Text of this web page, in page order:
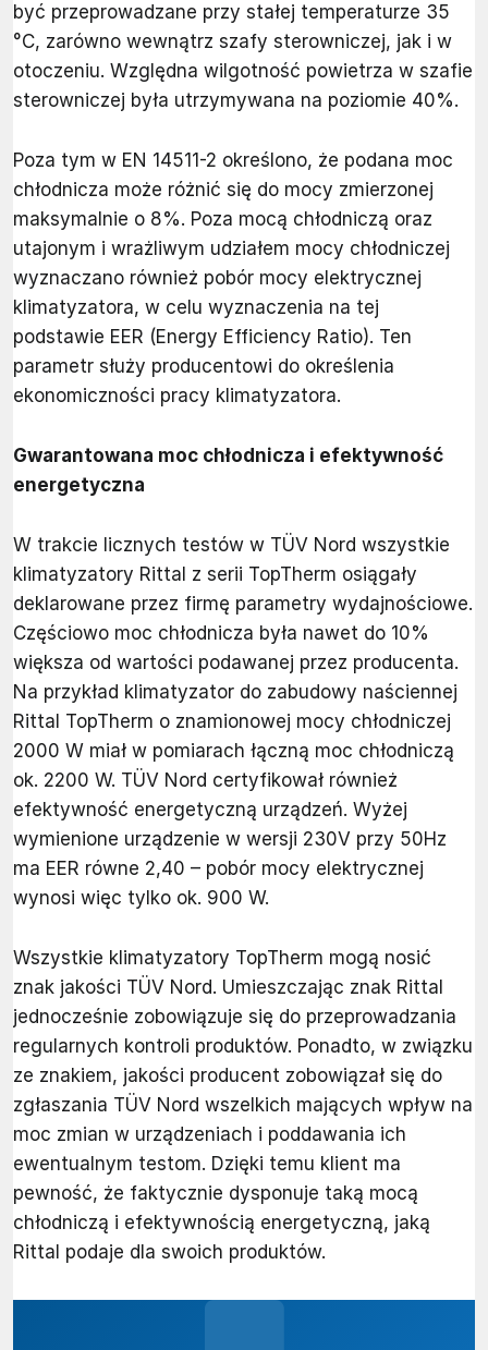
być przeprowadzane przy stałej temperaturze 35
°C, zarówno wewnątrz szafy sterowniczej, jak i w
otoczeniu. Względna wilgotność powietrza w szafie
sterowniczej była utrzymywana na poziomie 40%.
Poza tym w EN 14511-2 określono, że podana moc
chłodnicza może różnić się do mocy zmierzonej
maksymalnie o 8%. Poza mocą chłodniczą oraz
utajonym i wrażliwym udziałem mocy chłodniczej
wyznaczano również pobór mocy elektrycznej
klimatyzatora, w celu wyznaczenia na tej
podstawie EER (Energy Efficiency Ratio). Ten
parametr służy producentowi do określenia
ekonomiczności pracy klimatyzatora.
Gwarantowana moc chłodnicza i efektywność
energetyczna
W trakcie licznych testów w TÜV Nord wszystkie
klimatyzatory Rittal z serii TopTherm osiągały
deklarowane przez firmę parametry wydajnościowe.
Częściowo moc chłodnicza była nawet do 10%
większa od wartości podawanej przez producenta.
Na przykład klimatyzator do zabudowy naściennej
Rittal TopTherm o znamionowej mocy chłodniczej
2000 W miał w pomiarach łączną moc chłodniczą
ok. 2200 W. TÜV Nord certyfikował również
efektywność energetyczną urządzeń. Wyżej
wymienione urządzenie w wersji 230V przy 50Hz
ma EER równe 2,40 – pobór mocy elektrycznej
wynosi więc tylko ok. 900 W.
Wszystkie klimatyzatory TopTherm mogą nosić
znak jakości TÜV Nord. Umieszczając znak Rittal
jednocześnie zobowiązuje się do przeprowadzania
regularnych kontroli produktów. Ponadto, w związku
ze znakiem, jakości producent zobowiązał się do
zgłaszania TÜV Nord wszelkich mających wpływ na
moc zmian w urządzeniach i poddawania ich
ewentualnym testom. Dzięki temu klient ma
pewność, że faktycznie dysponuje taką mocą
chłodniczą i efektywnością energetyczną, jaką
Rittal podaje dla swoich produktów.